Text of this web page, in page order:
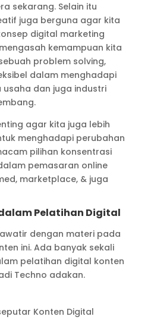
sekarang. Selain itu
juga berguna agar kita
digital marketing
kemampuan kita
problem solving,
dalam menghadapi
usaha dan juga industri
agar kita juga lebih
menghadapi perubahan
pilihan konsentrasi
pemasaran online
marketplace, & juga
Pelatihan Digital
dengan materi pada
ini. Ada banyak sekali
pelatihan digital konten
Techno adakan.
Konten Digital